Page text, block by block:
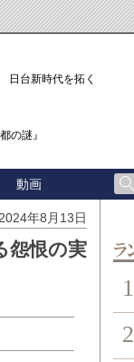
台新時代を拓く
の謎』
動画
2024年8月13日
怨恨の実
1
2